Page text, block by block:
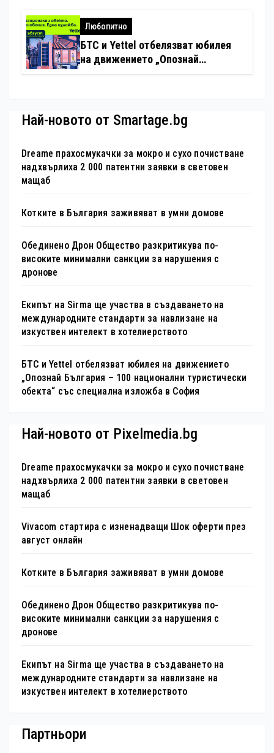
хотелиерството
Любопитно
БТС и Yettel отбелязват юбилея
на движението „Опознай
Най-новото от Smartage.bg
Dreame прахосмукачки за мокро и сухо почистване
надхвърлиха 2 000 патентни заявки в световен
мащаб
Котките в България заживяват в умни домове
Обединено Дрон Общество разкритикува по-
високите минимални санкции за нарушения с
дронове
Екипът на Sirma ще участва в създаването на
международните стандарти за навлизане на
изкуствен интелект в хотелиерството
БТС и Yettel отбелязват юбилея на движението
„Опознай България – 100 национални туристически
обекта“ със специална изложба в София
Най-новото от Pixelmedia.bg
Dreame прахосмукачки за мокро и сухо почистване
надхвърлиха 2 000 патентни заявки в световен
мащаб
Vivacom стартира с изненадващи Шок оферти през
август онлайн
Котките в България заживяват в умни домове
Обединено Дрон Общество разкритикува по-
високите минимални санкции за нарушения с
дронове
Екипът на Sirma ще участва в създаването на
международните стандарти за навлизане на
изкуствен интелект в хотелиерството
Партньори